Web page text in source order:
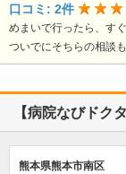
口コミ: 2件
めまいで行ったら、す
ついでにそちらの相談
【病院なびドク
熊本県熊本市南区